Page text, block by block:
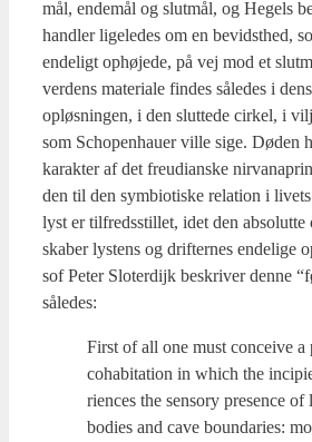
mål, ende­mål og slut­mål, og Hegels
hand­ler lige­le­des om en bevidst­hed,
ende­ligt ophø­je­de, på vej mod et
ver­dens mate­ri­a­le fin­des såle­des i
opløs­nin­gen, i den slut­te­de cir­kel, i
som Scho­pen­hau­er vil­le sige. Døden
karak­ter af det freu­di­an­ske
den til den sym­bi­o­ti­ske rela­tion i
lyst er til­freds­stil­let, idet den abso­lut­te
ska­ber lystens og drif­ter­nes ende­li­ge
sof Peter Slo­ter­di­jk beskri­ver den­ne
såle­des:
First of all one must con­cei­ve a
coha­bi­ta­tion in which the
ri­en­ces the sen­sory pre­sen­ce
bodi­es and cave boun­da­ri­es: